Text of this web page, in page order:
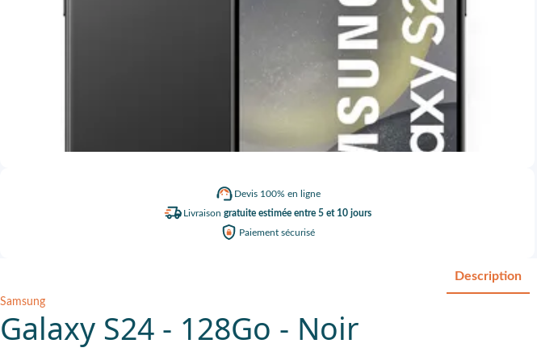
Devis 100% en ligne
Livraison gratuite estimée entre 5 et 10 jours
Paiement sécurisé
Description
Samsung
Galaxy S24 - 128Go - Noir